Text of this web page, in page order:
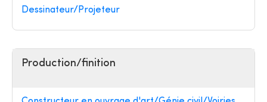
Dessinateur/Projeteur
Production/finition